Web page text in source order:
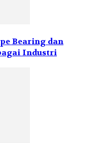
Bearing dan
Industri